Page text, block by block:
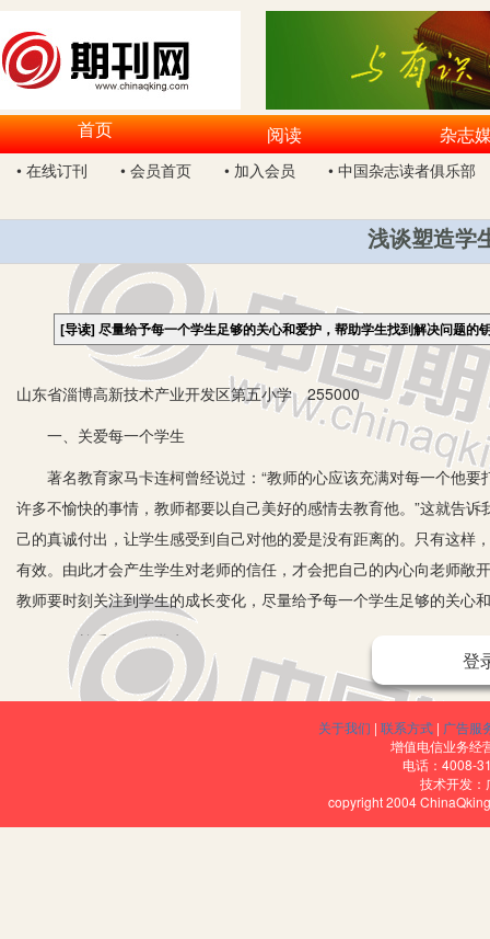
首页 阅读 杂志
• 在线订刊 • 会员首页 • 加入会员 • 中国杂志读者俱乐部
浅谈塑造学
[导读]尽量给予每一个学生足够的关心和爱护，帮助学生找到解决问题的
山东省淄博高新技术产业开发区第五小学 255000
一、关爱每一个学生
著名教育家马卡连柯曾经说过：“教师的心应该充满对每一个他要
许多不愉快的事情，教师都要以自己美好的感情去教育他。”这就告
己的真诚付出，让学生感受到自己对他的爱是没有距离的。只有这
有效。由此才会产生学生对老师的信任，才会把自己的内心向老师
教师要时刻关注到学生的成长变化，尽量给予每一个学生足够的关
二、尊重每一个学生
在社会交往中，相互尊重、相互信任是人与人之间应有的基本行
改善，师生之间的沟通交流也会变得顺畅很多。反之，如果老师用
诱发学生的逆反情绪。因此，教师在日常与学生的交往中要以“朋友
登
关于我们 | 联系方式 | 广告服
增值电信业务经
电话：4008-
技术开发：
copyright 2004